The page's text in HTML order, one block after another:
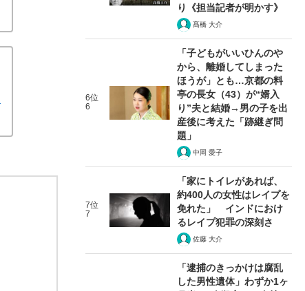
り《担当記者が明かす》
髙橋 大介
6位
6
「子どもがいいひんのや
から、離婚してしまった
ほうが」とも…京都の料
亭の長女（43）が“婿入
り”夫と結婚→男の子を出
産後に考えた「跡継ぎ問
題」
中岡 愛子
7位
7
「家にトイレがあれば、
約400人の女性はレイプを
免れた」 インドにおけ
るレイプ犯罪の深刻さ
佐藤 大介
「逮捕のきっかけは腐乱
した男性遺体」わずか1ヶ